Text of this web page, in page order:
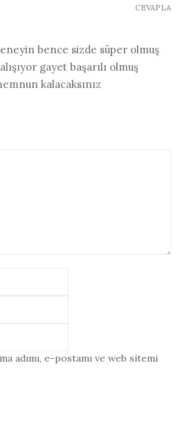
bence sizde süper olmuş
gayet başarılı olmuş
kalacaksınız
CEVAPLA
adımı, e-postamı ve web sitemi